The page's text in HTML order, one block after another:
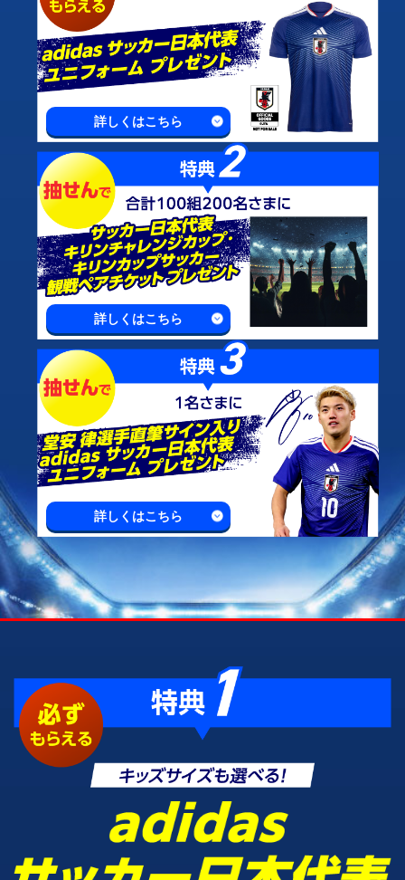
詳しくはこちら
詳しくはこちら
詳しくはこちら